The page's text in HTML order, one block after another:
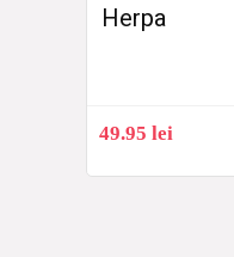
Herpa
49.95lei